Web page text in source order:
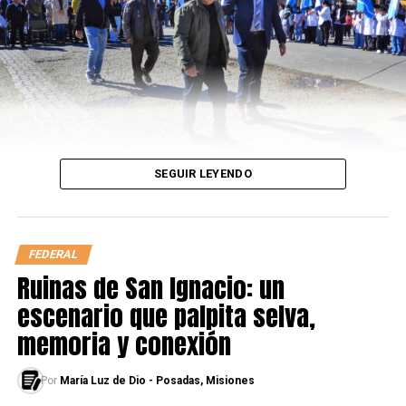
separan el estacionamiento de la costa para permanecer
allí, ya que los escasos lugares que quedaron para dejar
el auto barrancas abajo rara vez están disponibles.
SEGUIR LEYENDO
FEDERAL
Ruinas de San Ignacio: un
escenario que palpita selva,
memoria y conexión
Por María Luz de Dio - Posadas, Misiones